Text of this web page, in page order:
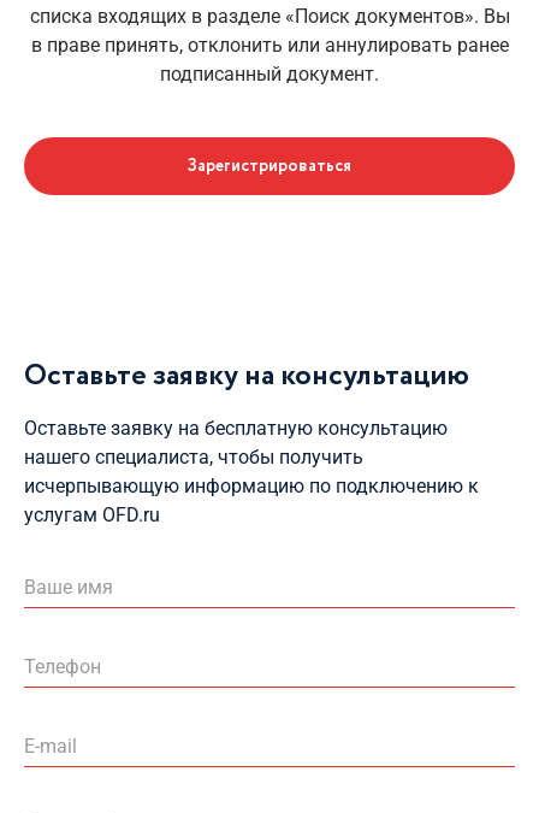
списка входящих в разделе «Поиск документов». Вы
в праве принять, отклонить или аннулировать ранее
подписанный документ.
Зарегистрироваться
Оставьте заявку на консультацию
Оставьте заявку на бесплатную консультацию
нашего специалиста, чтобы получить
исчерпывающую информацию по подключению к
услугам OFD.ru
Ваше имя
Телефон
E-mail